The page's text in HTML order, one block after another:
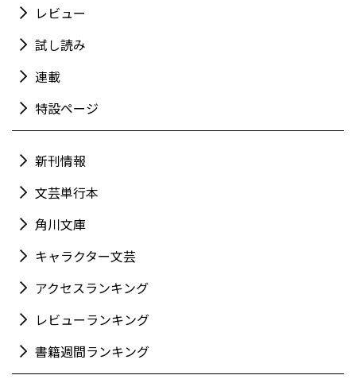
レビュー
試し読み
連載
特設ページ
新刊情報
文芸単行本
角川文庫
キャラクター文芸
アクセスランキング
レビューランキング
書籍週間ランキング